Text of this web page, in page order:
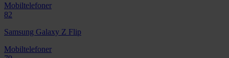
Mobiltelefoner
82
Samsung Galaxy Z Flip
Mobiltelefoner